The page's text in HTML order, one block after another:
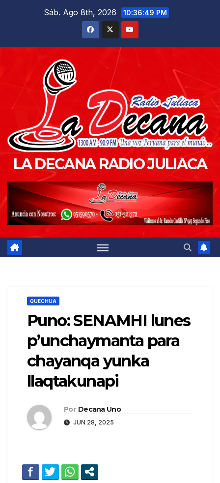
Sáb. Ago 8th, 2026 10:36:50 PM
LA DECANA RADIO JULIACA
QUECHUA
Puno: SENAMHI lunes
p’unchaymanta para
chayanqa yunka
llaqtakunapi
Por Decana Uno
JUN 28, 2025